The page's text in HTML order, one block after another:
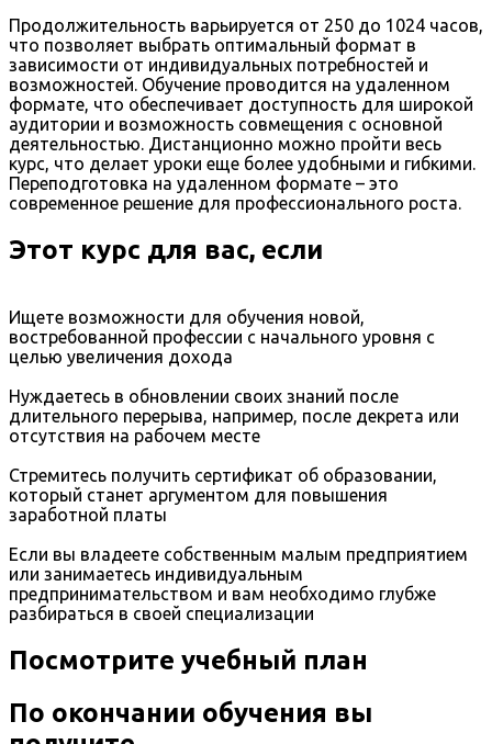
Продолжительность варьируется от 250 до 1024 часов,
что позволяет выбрать оптимальный формат в
зависимости от индивидуальных потребностей и
возможностей. Обучение проводится на удаленном
формате, что обеспечивает доступность для широкой
аудитории и возможность совмещения с основной
деятельностью. Дистанционно можно пройти весь
курс, что делает уроки еще более удобными и гибкими.
Переподготовка на удаленном формате – это
современное решение для профессионального роста.
Этот курс для вас, если
Ищете возможности для обучения новой,
востребованной профессии с начального уровня с
целью увеличения дохода
Нуждаетесь в обновлении своих знаний после
длительного перерыва, например, после декрета или
отсутствия на рабочем месте
Стремитесь получить сертификат об образовании,
который станет аргументом для повышения
заработной платы
Если вы владеете собственным малым предприятием
или занимаетесь индивидуальным
предпринимательством и вам необходимо глубже
разбираться в своей специализации
Посмотрите учебный план
По окончании обучения вы